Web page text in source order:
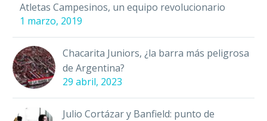
Atletas Campesinos, un equipo revolucionario
1 marzo, 2019
Chacarita Juniors, ¿la barra más peligrosa
de Argentina?
29 abril, 2023
Julio Cortázar y Banfield: punto de